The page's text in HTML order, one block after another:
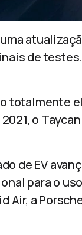
de
totalmente
o
de EV
para o
Air, a